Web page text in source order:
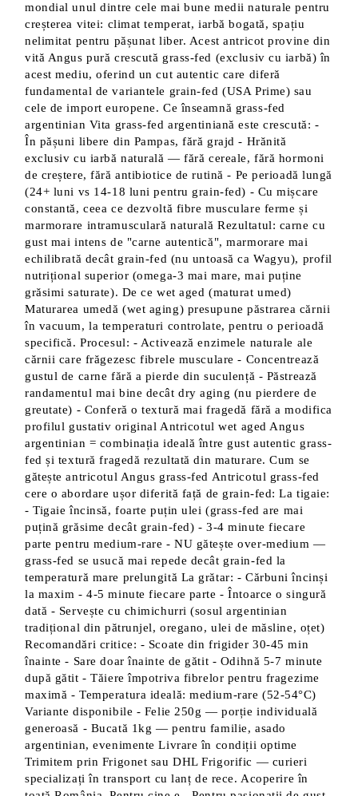
mondial unul dintre cele mai bune medii naturale pentru
creșterea vitei: climat temperat, iarbă bogată, spațiu
nelimitat pentru pășunat liber. Acest antricot provine din
vită Angus pură crescută grass-fed (exclusiv cu iarbă) în
acest mediu, oferind un cut autentic care diferă
fundamental de variantele grain-fed (USA Prime) sau
cele de import europene. Ce înseamnă grass-fed
argentinian Vita grass-fed argentiniană este crescută: -
În pășuni libere din Pampas, fără grajd - Hrănită
exclusiv cu iarbă naturală — fără cereale, fără hormoni
de creștere, fără antibiotice de rutină - Pe perioadă lungă
(24+ luni vs 14-18 luni pentru grain-fed) - Cu mișcare
constantă, ceea ce dezvoltă fibre musculare ferme și
marmorare intramusculară naturală Rezultatul: carne cu
gust mai intens de "carne autentică", marmorare mai
echilibrată decât grain-fed (nu untoasă ca Wagyu), profil
nutrițional superior (omega-3 mai mare, mai puține
grăsimi saturate). De ce wet aged (maturat umed)
Maturarea umedă (wet aging) presupune păstrarea cărnii
în vacuum, la temperaturi controlate, pentru o perioadă
specifică. Procesul: - Activează enzimele naturale ale
cărnii care frăgezesc fibrele musculare - Concentrează
gustul de carne fără a pierde din suculență - Păstrează
randamentul mai bine decât dry aging (nu pierdere de
greutate) - Conferă o textură mai fragedă fără a modifica
profilul gustativ original Antricotul wet aged Angus
argentinian = combinația ideală între gust autentic grass-
fed și textură fragedă rezultată din maturare. Cum se
gătește antricotul Angus grass-fed Antricotul grass-fed
cere o abordare ușor diferită față de grain-fed: La tigaie:
- Tigaie încinsă, foarte puțin ulei (grass-fed are mai
puțină grăsime decât grain-fed) - 3-4 minute fiecare
parte pentru medium-rare - NU gătește over-medium —
grass-fed se usucă mai repede decât grain-fed la
temperatură mare prelungită La grătar: - Cărbuni încinși
la maxim - 4-5 minute fiecare parte - Întoarce o singură
dată - Servește cu chimichurri (sosul argentinian
tradițional din pătrunjel, oregano, ulei de măsline, oțet)
Recomandări critice: - Scoate din frigider 30-45 min
înainte - Sare doar înainte de gătit - Odihnă 5-7 minute
după gătit - Tăiere împotriva fibrelor pentru fragezime
maximă - Temperatura ideală: medium-rare (52-54°C)
Variante disponibile - Felie 250g — porție individuală
generoasă - Bucată 1kg — pentru familie, asado
argentinian, evenimente Livrare în condiții optime
Trimitem prin Frigonet sau DHL Frigorific — curieri
specializați în transport cu lanț de rece. Acoperire în